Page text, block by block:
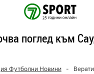
поглед към
Футболни Новини -